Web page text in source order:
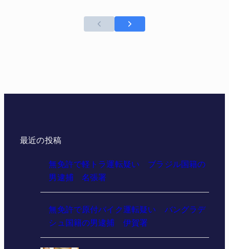
最近の投稿
無免許で軽トラ運転疑い ブラジル国籍の
男逮捕 名張署
無免許で原付バイク運転疑い バングラデ
シュ国籍の男逮捕 伊賀署